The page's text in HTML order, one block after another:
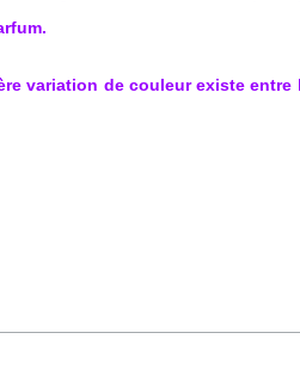
variation de couleur existe